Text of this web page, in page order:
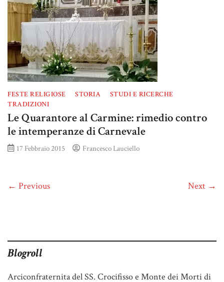
FESTE RELIGIOSE STORIA
STUDI E RICERCHE
TRADIZIONI
Le Quarantore al Carmine: rimedio contro
le intemperanze di Carnevale
17 Febbraio 2015 Francesco Lauciello
← Previous Next →
Blogroll
Arciconfraternita del SS. Crocifisso e Monte dei Morti di